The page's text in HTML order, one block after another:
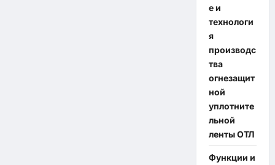
е и
технологи
я
производс
тва
огнезащит
ной
уплотните
льной
ленты ОТЛ
Функции и